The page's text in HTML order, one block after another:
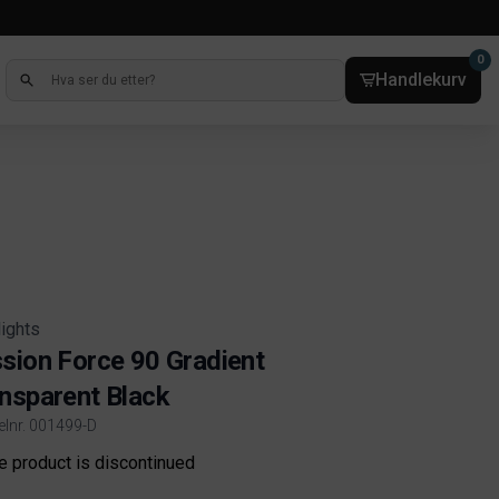
Handlekurv
0
Force 90 Gradient
Black
001499-D
information
product is discontinued